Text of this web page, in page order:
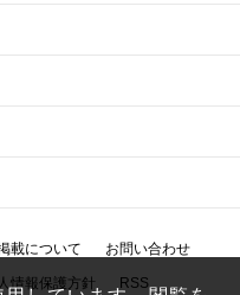
載について お問い合わせ
情報保護方針 RSS